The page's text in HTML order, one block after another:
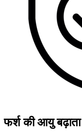
फर्श की आयु